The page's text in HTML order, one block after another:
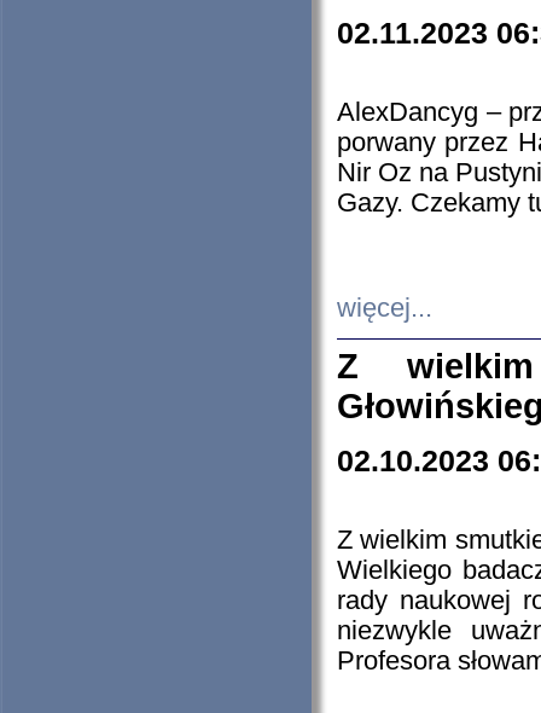
02.11.2023
AlexDancyg –
porwany przez
Nir Oz na
Gazy. Czekamy
więcej...
Z
02.10.2023
Z wielkim
Wielkiego
rady naukowej
niezwykle
Profesora